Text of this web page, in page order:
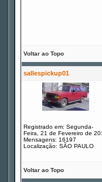
Voltar ao Topo
sallespickup01
Registrado em: Segunda-
Feira, 21 de Fevereiro de
Mensagens: 16197
Localização: SÃO PAULO
Voltar ao Topo